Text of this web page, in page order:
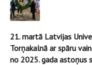
21. martā Latvijas
Torņakalnā ar spāru
no 2025. gada astoņus